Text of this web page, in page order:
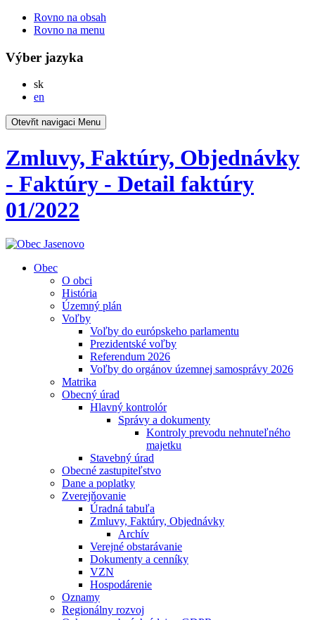
Rovno na obsah
Rovno na menu
Výber jazyka
skSlovensky
en
Otevřit navigaci Menu
Zmluvy, Faktúry, Objednávky
- Faktúry - Detail faktúry
01/2022
Obec
O obci
História
Územný plán
Voľby
Voľby do európskeho parlamentu
Prezidentské voľby
Referendum 2026
Voľby do orgánov územnej samosprávy 2026
Matrika
Obecný úrad
Hlavný kontrolór
Správy a dokumenty
Kontroly prevodu nehnuteľného
majetku
Stavebný úrad
Obecné zastupiteľstvo
Dane a poplatky
Zverejňovanie
Úradná tabuľa
Zmluvy, Faktúry, Objednávky
Archív
Verejné obstarávanie
Dokumenty a cenníky
VZN
Hospodárenie
Oznamy
Regionálny rozvoj